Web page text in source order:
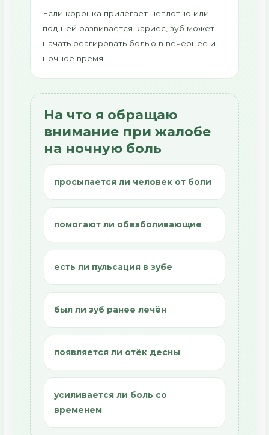
Если коронка прилегает неплотно или
под ней развивается кариес, зуб может
начать реагировать болью в вечернее и
ночное время.
На что я обращаю
внимание при жалобе
на ночную боль
просыпается ли человек от боли
помогают ли обезболивающие
есть ли пульсация в зубе
был ли зуб ранее лечён
появляется ли отёк десны
усиливается ли боль со
временем